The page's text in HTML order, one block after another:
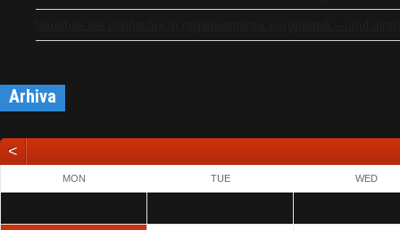
Arhiva
<
MON TUE WED